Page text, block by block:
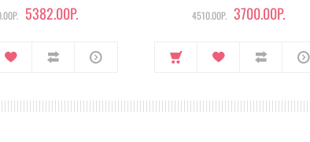
5382.00Р. 4510.00Р. 3700.00Р.